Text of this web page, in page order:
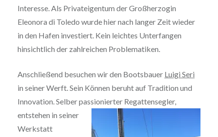
Interesse. Als Privateigentum der Großherzogin
Eleonora di Toledo wurde hier nach langer Zeit wieder
in den Hafen investiert. Kein leichtes Unterfangen
hinsichtlich der zahlreichen Problematiken.
Anschließend besuchen wir den Bootsbauer Luigi Seri
in seiner Werft. Sein Können beruht auf Tradition und
Innovation. Selber passionierter Regattensegler,
entstehen in seiner
Werkstatt